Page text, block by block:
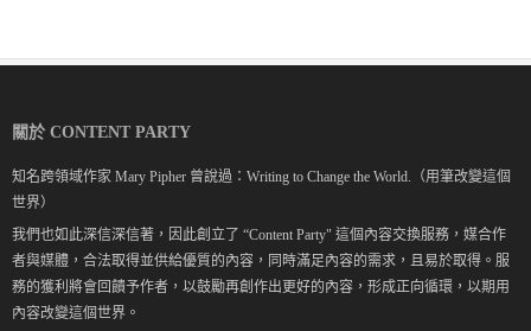
關於 CONTENT PARTY
知名跨領域作家 Mary Pipher 曾說過：Writing to Change the World.（用筆改變這個
世界）
我們也如此深信深信著，因此創立了 “Content Party" 這個內容交換服務，媒合作
者與媒體，合法取得並供給優質的內容，同時滿足內容的需求，且易於取得。服
務的獲利將會回饋予作者，以鼓勵再創作出更好的內容，形成正向循環，以期用
內容改變這個世界。